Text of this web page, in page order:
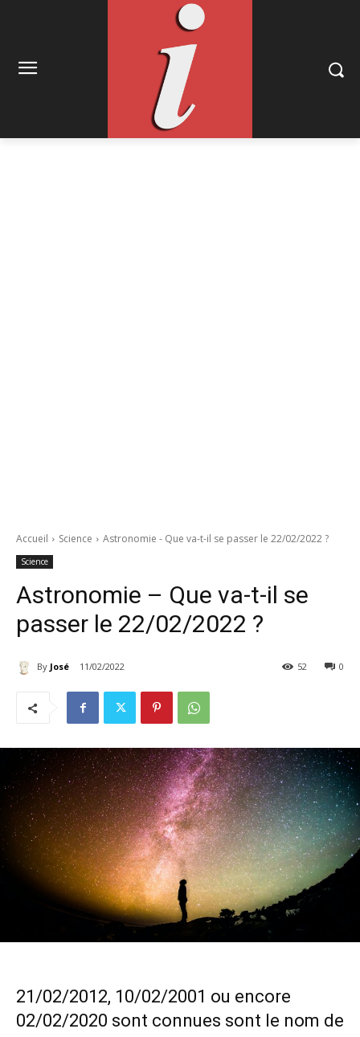
Accueil Science Astronomie - Que va-t-il se passer le 22/02/2022 ?
Science
Astronomie – Que va-t-il se
passer le 22/02/2022 ?
By José 11/02/2022 0
52
21/02/2012, 10/02/2001 ou encore
02/02/2020 sont connues sont le nom de